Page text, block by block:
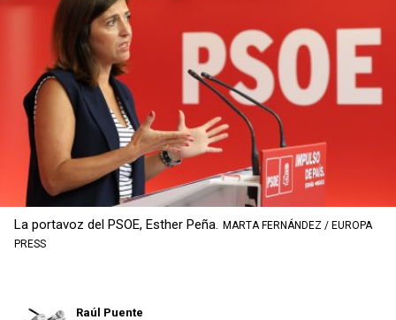
La portavoz del PSOE, Esther Peña. MARTA FERNÁNDEZ / EUROPA
PRESS
Raúl Puente